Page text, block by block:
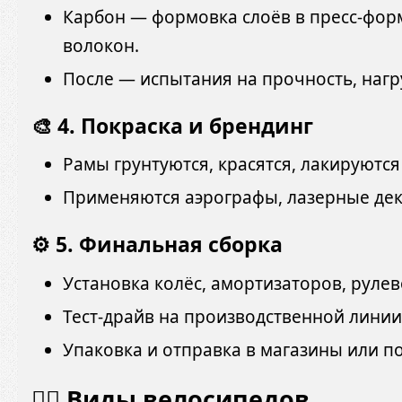
Карбон — формовка слоёв в пресс-
волокон.
После — испытания на прочность,
🎨 4. Покраска и брендинг
Рамы грунтуются, красятся,
Применяются аэрографы, лазерные
⚙️ 5. Финальная сборка
Установка колёс, амортизаторов,
Тест-драйв на производственной
Упаковка и отправка в магазины или